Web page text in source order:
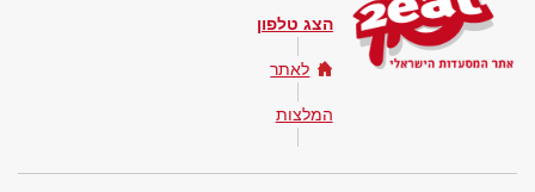
הצג טלפון
לאתר
המלצות